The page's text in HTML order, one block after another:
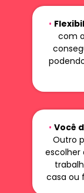
•
com
• Você
Outro
escolher
casa ou